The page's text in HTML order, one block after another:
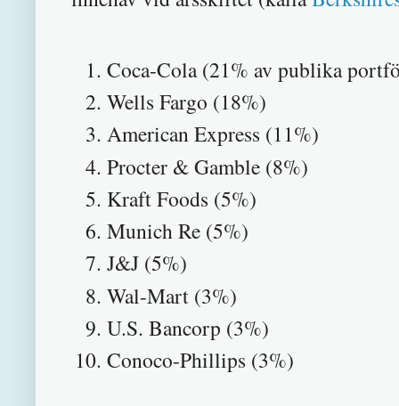
Coca-Cola (21% av publika
Wells Fargo (18%)
American Express (11%)
Procter & Gamble (8%)
Kraft Foods (5%)
Munich Re (5%)
J&J (5%)
Wal-Mart (3%)
U.S. Bancorp (3%)
Conoco-Phillips (3%)